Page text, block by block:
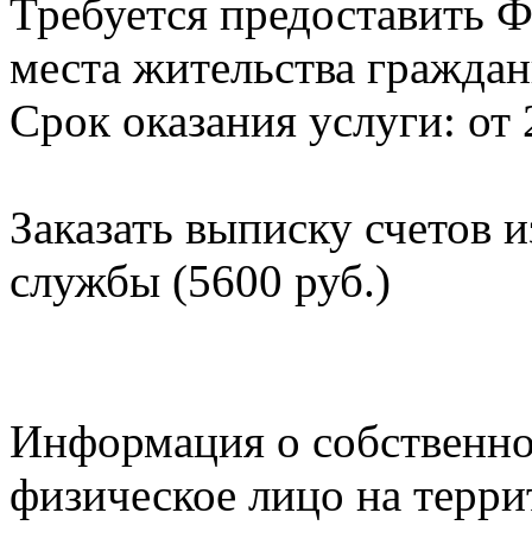
Требуется
места жительства
Срок оказания услуги: от
Заказать выписку счетов
службы (5600 руб.)
Информация о
физическое лицо на